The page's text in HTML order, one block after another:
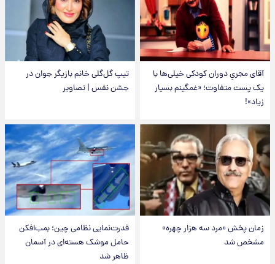
آقای مجریِ دوران کودکی خیلی‌ها با
یک پست متفاوت؛ «غمگینم بسیار
زیاد»!
تیپ گل‌گلی خانم بازیگر جوان در
جشن نفس | تصاویر
زمان پخش «مرد سه هزار چهره»
مشخص شد
قدرت‌نمایی نظامی چین؛ بمب‌افکن
حامل موشک هسته‌ای در آسمان
ظاهر شد